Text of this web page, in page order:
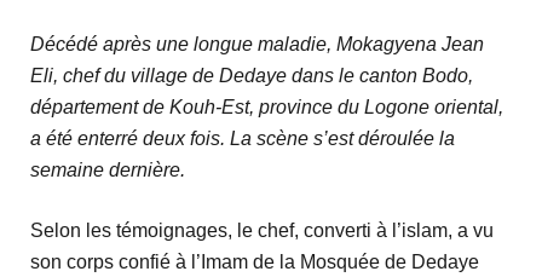
Décédé après une longue maladie, Mokagyena Jean
Eli, chef du village de Dedaye dans le canton Bodo,
département de Kouh-Est, province du Logone oriental,
a été enterré deux fois. La scène s’est déroulée la
semaine dernière.
Selon les témoignages, le chef, converti à l’islam, a vu
son corps confié à l’Imam de la Mosquée de Dedaye